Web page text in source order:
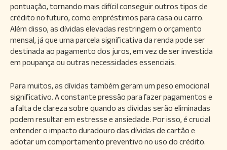
pontuação, tornando mais difícil conseguir outros tipos de
crédito no futuro, como empréstimos para casa ou carro.
Além disso, as dívidas elevadas restringem o orçamento
mensal, já que uma parcela significativa da renda pode ser
destinada ao pagamento dos juros, em vez de ser investida
em poupança ou outras necessidades essenciais.
Para muitos, as dívidas também geram um peso emocional
significativo. A constante pressão para fazer pagamentos e
a falta de clareza sobre quando as dívidas serão eliminadas
podem resultar em estresse e ansiedade. Por isso, é crucial
entender o impacto duradouro das dívidas de cartão e
adotar um comportamento preventivo no uso do crédito.